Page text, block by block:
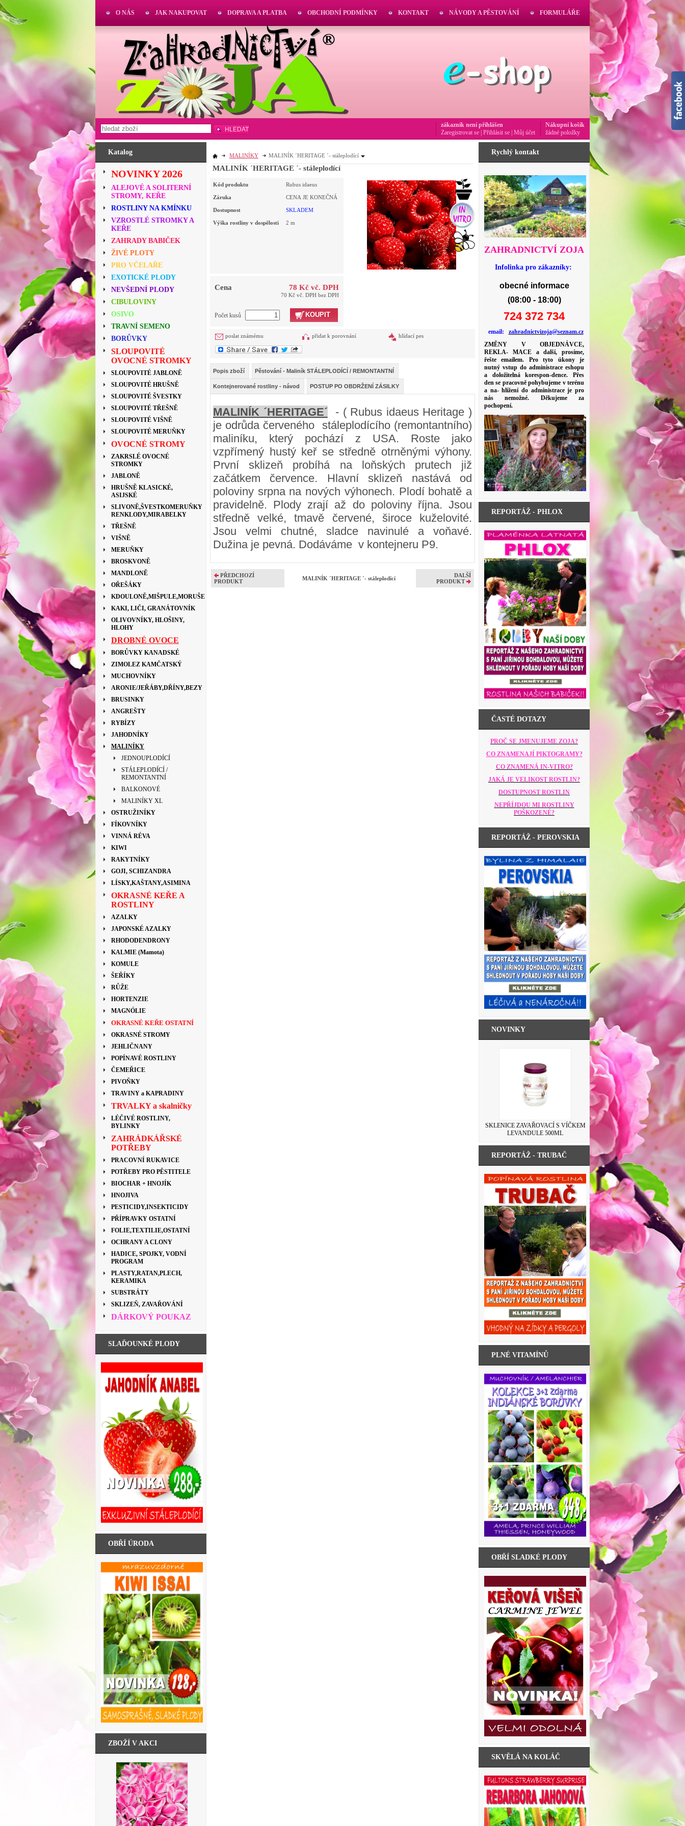
Katalog
NOVINKY 2026
ALEJOVÉ A SOLITERNÍ
STROMY, KEŘE
ROSTLINY NA KMÍNKU
VZROSTLÉ STROMKY A
KEŘE
ZAHRADY BABIČEK
ŽIVÉ PLOTY
PRO VČELAŘE
EXOTICKÉ PLODY
NEVŠEDNÍ PLODY
CIBULOVINY
OSIVO
TRAVNÍ SEMENO
BORŮVKY
SLOUPOVITÉ
OVOCNÉ STROMKY
SLOUPOVITÉ JABLONĚ
SLOUPOVITÉ HRUŠNĚ
SLOUPOVITÉ ŠVESTKY
SLOUPOVITÉ TŘEŠNĚ
SLOUPOVITÉ VIŠNĚ
SLOUPOVITÉ MERUŇKY
OVOCNÉ STROMY
ZAKRSLÉ OVOCNÉ
STROMKY
JABLONĚ
HRUŠNĚ KLASICKÉ,
ASIJSKÉ
SLIVONĚ,ŠVESTKOMERUŇKY
RENKLODY,MIRABELKY
TŘEŠNĚ
VIŠNĚ
MERUŇKY
BROSKVONĚ
MANDLONĚ
OŘEŠÁKY
KDOULONĚ,MIŠPULE,MORUŠE
KAKI, LIČI, GRANÁTOVNÍK
OLIVOVNÍKY, HLOŠINY,
HLOHY
DROBNÉ OVOCE
BORŮVKY KANADSKÉ
ZIMOLEZ KAMČATSKÝ
MUCHOVNÍKY
ARONIE/JEŘÁBY,DŘÍNY,BEZY
BRUSINKY
ANGREŠTY
RYBÍZY
JAHODNÍKY
MALINÍKY
JEDNOUPLODÍCÍ
STÁLEPLODÍCÍ /
REMONTANTNÍ
BALKONOVÉ
MALINÍKY XL
OSTRUŽINÍKY
FÍKOVNÍKY
VINNÁ RÉVA
KIWI
RAKYTNÍKY
GOJI, SCHIZANDRA
LÍSKY,KAŠTANY,ASIMINA
OKRASNÉ KEŘE A
ROSTLINY
AZALKY
JAPONSKÉ AZALKY
RHODODENDRONY
KALMIE (Mamota)
KOMULE
ŠEŘÍKY
RŮŽE
HORTENZIE
MAGNÓLIE
OKRASNÉ KEŘE OSTATNÍ
OKRASNÉ STROMY
JEHLIČNANY
POPÍNAVÉ ROSTLINY
ČEMEŘICE
PIVOŇKY
TRAVINY a KAPRADINY
TRVALKY a skalničky
LÉČIVÉ ROSTLINY,
BYLINKY
ZAHRÁDKÁŘSKÉ
POTŘEBY
PRACOVNÍ RUKAVICE
POTŘEBY PRO PĚSTITELE
BIOCHAR + HNOJÍK
HNOJIVA
PESTICIDY,INSEKTICIDY
PŘÍPRAVKY OSTATNÍ
FOLIE,TEXTILIE,OSTATNÍ
OCHRANY A CLONY
HADICE, SPOJKY, VODNÍ
PROGRAM
PLASTY,RATAN,PLECH,
KERAMIKA
SUBSTRÁTY
SKLIZEŇ, ZAVAŘOVÁNÍ
DÁRKOVÝ POUKAZ
SLAĎOUNKÉ PLODY
OBŘÍ ÚRODA
ZBOŽÍ V AKCI
MALINÍKY MALINÍK ´HERITAGE ´- stáleplodící
MALINÍK ´HERITAGE ´- stáleplodící
Kód produktu Rubus idaeus
Záruka CENA JE KONEČNÁ
Dostupnost SKLADEM
Výška rostliny v dospělosti 2 m
Cena 78 Kč vč. DPH
70 Kč vč. DPH bez DPH
Počet kusů KOUPIT
poslat známému přidat k porovnání hlídací pes
Popis zboží Pěstování - Maliník STÁLEPLODÍCÍ / REMONTANTNÍ
Kontejnerované rostliny - návod POSTUP PO OBDRŽENÍ ZÁSILKY
MALINÍK ´HERITAGE´- ( Rubus idaeus Heritage )
je odrůda červeného stáleplodícího (remontantního)
maliníku, který pochází z USA. Roste jako
vzpřímený hustý keř se středně otrněnými výhony.
První sklizeň probíhá na loňských prutech již
začátkem července. Hlavní sklizeň nastává od
poloviny srpna na nových výhonech. Plodí bohatě a
pravidelně. Plody zrají až do poloviny října. Jsou
středně velké, tmavě červené, široce kuželovité.
Jsou velmi chutné, sladce navinulé a voňavé.
Dužina je pevná. Dodáváme v kontejneru P9.
PŘEDCHOZÍ
PRODUKT
MALINÍK ´HERITAGE ´- stáleplodící
DALŠÍ
PRODUKT
Rychlý kontakt
ZAHRADNICTVÍ ZOJA
Infolinka pro zákazníky:
obecné informace
(08:00 - 18:00)
724 372 734
email: zahradnictvizoja@seznam.cz
ZMĚNY V OBJEDNÁVCE,
REKLA- MACE a další, prosíme,
řešte emailem. Pro tyto úkony je
nutný vstup do administrace eshopu
a doložitelná korespon-dence. Přes
den se pracovně pohybujeme v terénu
a na- hlížení do administrace je pro
nás nemožné. Děkujeme za
pochopení.
REPORTÁŽ - PHLOX
ČASTÉ DOTAZY
PROČ SE JMENUJEME ZOJA?
CO ZNAMENAJÍ PIKTOGRAMY?
CO ZNAMENÁ IN-VITRO?
JAKÁ JE VELIKOST ROSTLIN?
DOSTUPNOST ROSTLIN
NEPŘÍJDOU MI ROSTLINY
POŠKOZENÉ?
REPORTÁŽ - PEROVSKIA
NOVINKY
SKLENICE ZAVAŘOVACÍ S VÍČKEM
LEVANDULE 500ML
REPORTÁŽ - TRUBAČ
PLNÉ VITAMÍNŮ
OBŘÍ SLADKÉ PLODY
SKVĚLÁ NA KOLÁČ
O NÁS JAK NAKUPOVAT DOPRAVA A PLATBA OBCHODNÍ PODMÍNKY KONTAKT NÁVODY A PĚSTOVÁNÍ FORMULÁŘE
HLEDAT
Nákupní košík
žádné položky
zákazník není přihlášen
Zaregistrovat se Přihlásit se Můj účet